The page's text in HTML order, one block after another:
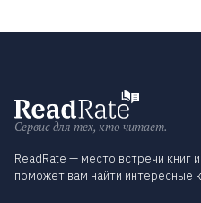
Сервис для тех, кто читает.
ReadRate — место встречи книг
поможет вам найти интересные